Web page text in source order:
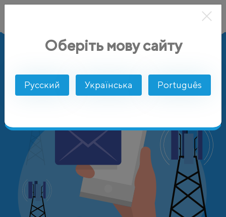
Cesky Mobil
Оберіть мову сайту
Русский Українська Português